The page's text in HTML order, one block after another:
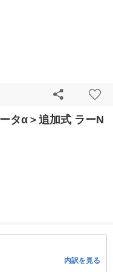
タα＞追加式 ラーN
内訳を見る